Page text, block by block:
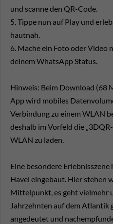
und scanne den QR-Code.
5. Tippe nun auf Play und
hautnah.
6. Mache ein Foto oder Video
deinem WhatsApp Status.
Hinweis: Beim Download (68
App wird mobiles
Verbindung zu einem WLAN
deshalb im Vorfeld die
WLAN zu laden.
Eine besondere Erlebnisszene
Havel eingebaut. Hier stehen
Mittelpunkt, es geht vielmehr
Jahrzehnten auf dem Atlantik
angedeutet und